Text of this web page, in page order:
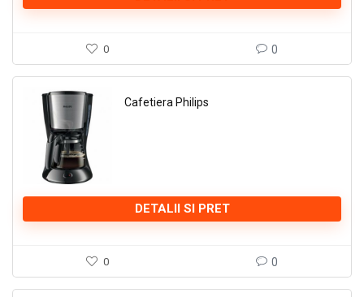
0 0
Cafetiera Philips
DETALII SI PRET
0 0